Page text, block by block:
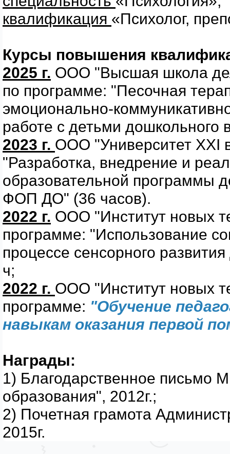
квалификация «Психолог,
Курсы повышения
2025 г. ООО "Высшая школа
по программе: "Песочная
эмоционально-
работе с детьми дошкольного
2023 г. ООО "Университет XXI
"Разработка, внедрение и
образовательной программы
ФОП ДО" (36 часов).
2022 г. ООО "Институт новых
программе: "Использование
процессе сенсорного
ч;
2022 г. ООО "Институт новых
программе: "Обучение
навыкам оказания первой
Награды:
1) Благодарственное письмо
образования", 2012г.;
2) Почетная грамота
2015г.